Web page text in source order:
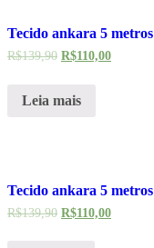
Tecido ankara 5 metros
R$139,90 R$110,00
Leia mais
Tecido ankara 5 metros
R$139,90 R$110,00